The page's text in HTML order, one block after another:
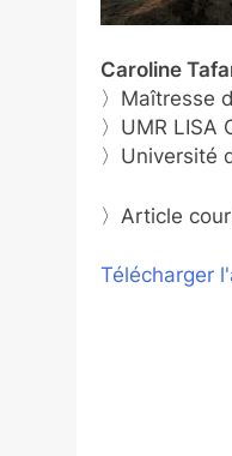
Caroline
〉Maîtresse
〉UMR LISA
〉Université
〉Article
Télécharger